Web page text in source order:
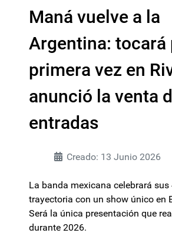
Maná vuelve a la
Argentina: tocará
primera vez en
anunció la venta
entradas
Creado: 13 Junio 2026
La banda mexicana celebrará sus
trayectoria con un show único en
Será la única presentación que
durante 2026.